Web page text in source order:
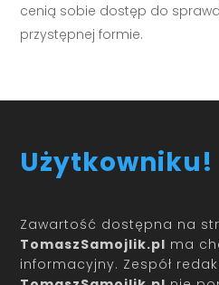
cenią sobie dostęp do
przystępnej formie.
Użytkowniku!
Zawartość dostępna na
TomaszSamojlik.pl ma
informacyjny. Zespół